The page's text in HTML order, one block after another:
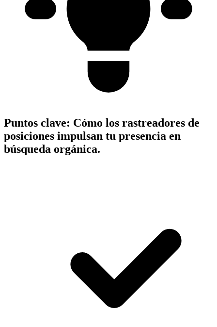
Puntos clave: Cómo los rastreadores de
posiciones impulsan tu presencia en
búsqueda orgánica.